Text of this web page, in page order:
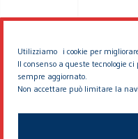
Utilizziamo i cookie per
Il consenso a queste tecnologie
sempre aggiornato.
Non accettare può limitare la
©